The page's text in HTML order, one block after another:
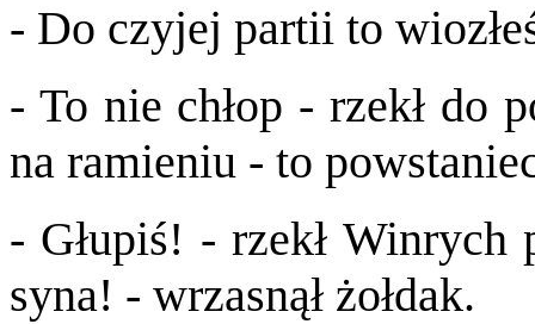
- Do czyjej partii to
- To nie chłop - rzekł do
na ramieniu - to
- Głupiś! - rzekł
syna! - wrzasnął żołdak.